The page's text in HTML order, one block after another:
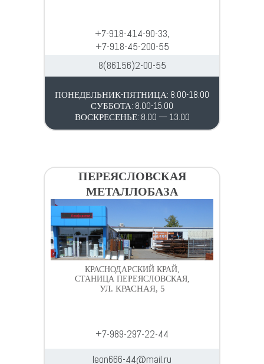
+7-918-414-90-33,
+7-918-45-200-55
8(86156)2-00-55
ПОНЕДЕЛЬНИК-ПЯТНИЦА: 8.00-18.00
СУББОТА: 8.00-15.00
ВОСКРЕСЕНЬЕ: 8.00 — 13.00
ПЕРЕЯСЛОВСКАЯ
МЕТАЛЛОБАЗА
КРАСНОДАРСКИЙ КРАЙ,
СТАНИЦА ПЕРЕЯСЛОВСКАЯ,
УЛ. КРАСНАЯ, 5
+7-989-297-22-44
leon666-44@mail.ru